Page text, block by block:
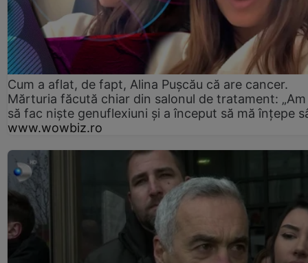
Cum a aflat, de fapt, Alina Pușcău că are cancer.
Mărturia făcută chiar din salonul de tratament:
să fac niște genuflexiuni și a început să mă înțepe
www.wowbiz.ro